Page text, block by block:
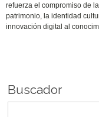
refuerza el compromiso de
patrimonio, la identidad
innovación digital al
Buscador